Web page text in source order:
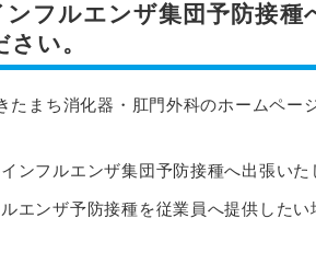
ンフルエンザ集団予防接種
い。
たまち消化器・肛門外科のホームペー
ンフルエンザ集団予防接種へ出張いた
エンザ予防接種を従業員へ提供した